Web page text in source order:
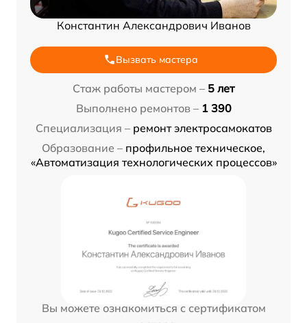
Константин Александрович Иванов
Вызвать мастера
Стаж работы мастером – 5 лет
Выполнено ремонтов – 1 390
Специализация – ремонт электросамокатов
Образование – профильное техническое,
«Автоматизация технологических процессов»
Вы можете ознакомиться с сертификатом